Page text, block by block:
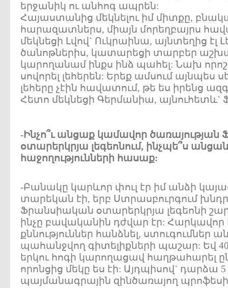
երջանիկ ու անհոգ ապրեն:
Հայաստանից մեկնելու իմ միտքը,
հարազատներս, միայն մորեղբայրս
մեկնեցի Լվով` Ուկրաինա, այնտեղից
ծանոթներիս, կատարեցի տարբեր
կարողանամ ինքս ինձ պահել: Նախ
սովորել լեհերեն: Երեք ամսում այնպես
լեհերը չէին հավատում, թե ես իրենց
Հետո մեկնեցի Գերմանիա, այնուհետև`
-Ինչո՞ւ անցաք կամավոր
օտարերկրյա լեգեոնում, ինչպե՞ս
հաջողությունների հասաք:
-Բանակը կարևոր փուլ էր իմ անձի
տարեկան էի, երբ Ստրասբուրգում
Ֆրանսիական օտարերկրյա լեգեոնի
ինչը բավականին դժվար էր: Հարկավոր
քննություններ հանձնել, ստուգումներ
պահանջվող գիտելիքների պաշար: Եվ 40
երկու հոգի կարողացավ հաղթահարել
որոնցից մեկը ես էի: Այդպիսով`
պայմանագրային զինծառայող